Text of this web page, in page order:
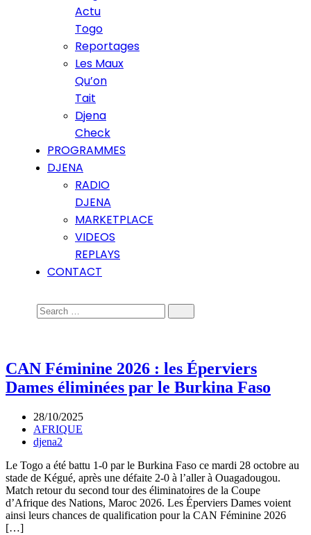
Actu
Togo
Reportages
Les Maux
Qu’on
Tait
Djena
Check
PROGRAMMES
DJENA
RADIO
DJENA
MARKETPLACE
VIDEOS
REPLAYS
CONTACT
CAN Féminine 2026 : les Éperviers
Dames éliminées par le Burkina Faso
28/10/2025
AFRIQUE
djena2
Le Togo a été battu 1-0 par le Burkina Faso ce mardi 28 octobre au
stade de Kégué, après une défaite 2-0 à l’aller à Ouagadougou.
Match retour du second tour des éliminatoires de la Coupe
d’Afrique des Nations, Maroc 2026. Les Éperviers Dames voient
ainsi leurs chances de qualification pour la CAN Féminine 2026
[…]